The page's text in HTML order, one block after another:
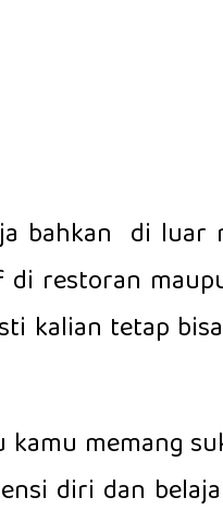
bahkan di luar
di restoran
kalian tetap
memang
diri dan